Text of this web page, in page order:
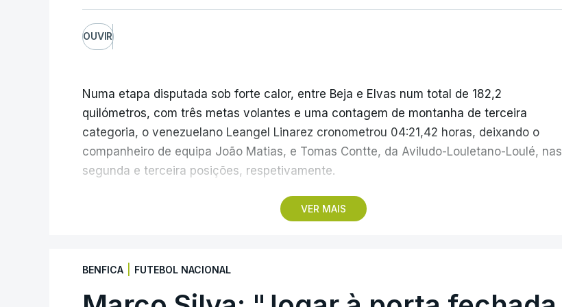
OUVIR
VER MAIS
Numa etapa disputada sob forte calor, entre Beja e Elvas num total de 182,2
quilómetros, com três metas volantes e uma contagem de montanha de terceira
categoria, o venezuelano Leangel Linarez cronometrou 04:21,42 horas, deixando o
companheiro de equipa João Matias, e Tomas Contte, da Aviludo-Louletano-Loulé, nas
segunda e terceira posições, respetivamente.
No domingo, a quarta etapa termina com a primeira chegada em alto, à Torre na Serra
Vinhos, que inclui três contagens de montanha de terceira categoria e uma de
BENFICA FUTEBOL NACIONAL